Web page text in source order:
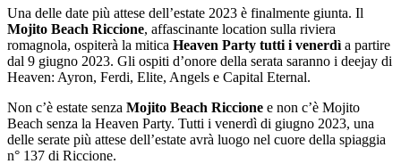
Una delle date più attese dell’estate 2023 è finalmente giunta. Il
Mojito Beach Riccione, affascinante location sulla riviera
romagnola, ospiterà la mitica Heaven Party tutti i venerdì a partire
dal 9 giugno 2023. Gli ospiti d’onore della serata saranno i deejay di
Heaven: Ayron, Ferdi, Elite, Angels e Capital Eternal.
Non c’è estate senza Mojito Beach Riccione e non c’è Mojito
Beach senza la Heaven Party. Tutti i venerdì di giugno 2023, una
delle serate più attese dell’estate avrà luogo nel cuore della spiaggia
n° 137 di Riccione.